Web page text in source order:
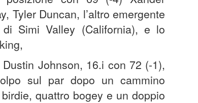
Tyler Duncan, l’altro emergente
Simi Valley (California), e lo
Johnson, 16.i con 72 (-1),
sul par dopo un cammino
quattro bogey e un doppio